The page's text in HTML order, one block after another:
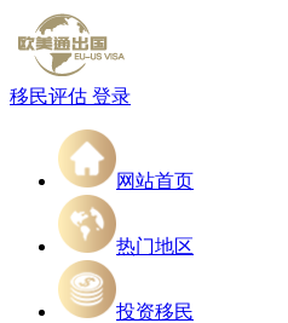
移民评估 登录
网站首页
热门地区
投资移民